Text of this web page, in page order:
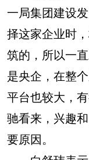
一局集团建设
择这家企业时
筑的，所以一
是央企，在整
平台也较大，
驰看来，兴趣
要原因。